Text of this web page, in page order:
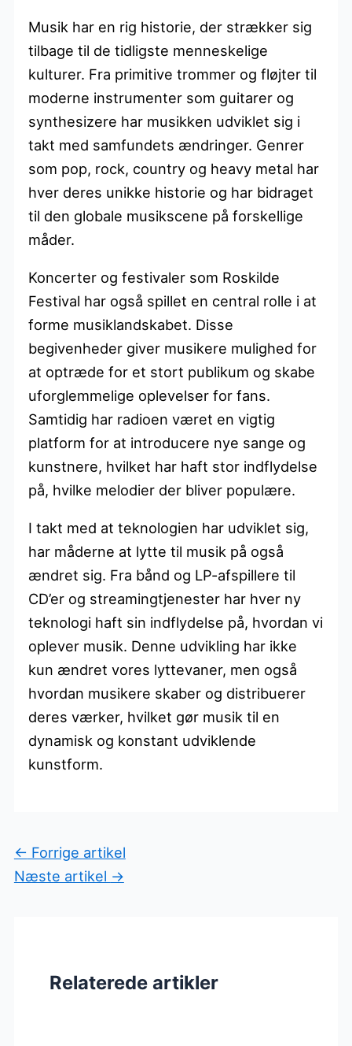
Musik har en rig historie, der strækker sig
tilbage til de tidligste menneskelige
kulturer. Fra primitive trommer og fløjter til
moderne instrumenter som guitarer og
synthesizere har musikken udviklet sig i
takt med samfundets ændringer. Genrer
som pop, rock, country og heavy metal har
hver deres unikke historie og har bidraget
til den globale musikscene på forskellige
måder.
Koncerter og festivaler som Roskilde
Festival har også spillet en central rolle i at
forme musiklandskabet. Disse
begivenheder giver musikere mulighed for
at optræde for et stort publikum og skabe
uforglemmelige oplevelser for fans.
Samtidig har radioen været en vigtig
platform for at introducere nye sange og
kunstnere, hvilket har haft stor indflydelse
på, hvilke melodier der bliver populære.
I takt med at teknologien har udviklet sig,
har måderne at lytte til musik på også
ændret sig. Fra bånd og LP-afspillere til
CD’er og streamingtjenester har hver ny
teknologi haft sin indflydelse på, hvordan vi
oplever musik. Denne udvikling har ikke
kun ændret vores lyttevaner, men også
hvordan musikere skaber og distribuerer
deres værker, hvilket gør musik til en
dynamisk og konstant udviklende
kunstform.
← Forrige artikel
Næste artikel →
Relaterede artikler